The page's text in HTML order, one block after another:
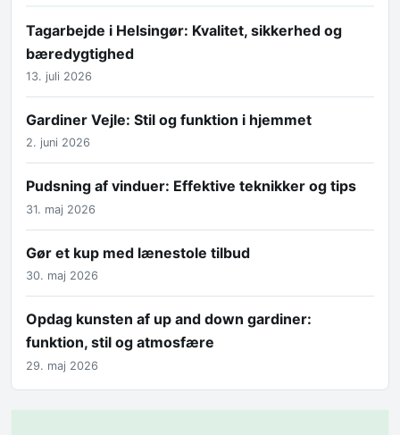
Tagarbejde i Helsingør: Kvalitet, sikkerhed og
bæredygtighed
13. juli 2026
Gardiner Vejle: Stil og funktion i hjemmet
2. juni 2026
Pudsning af vinduer: Effektive teknikker og tips
31. maj 2026
Gør et kup med lænestole tilbud
30. maj 2026
Opdag kunsten af up and down gardiner:
funktion, stil og atmosfære
29. maj 2026